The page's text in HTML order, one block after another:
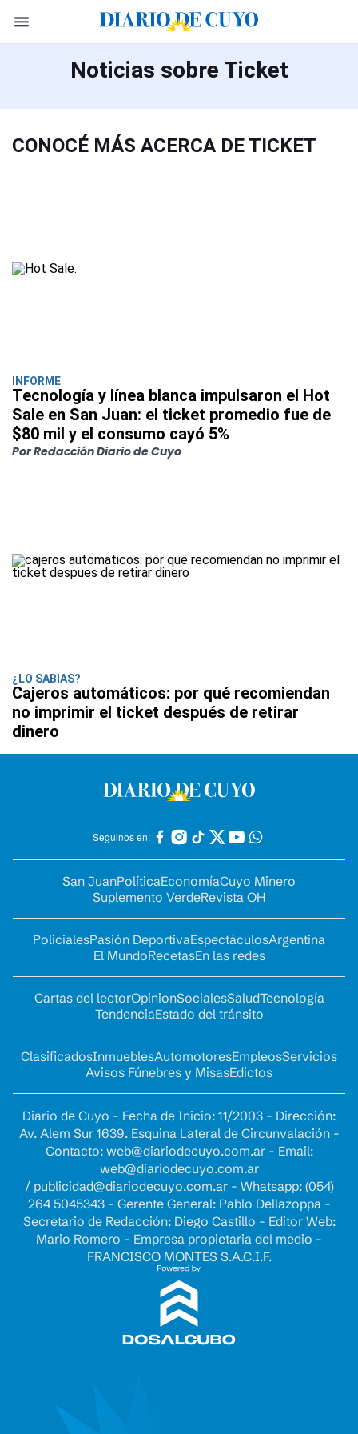
Noticias sobre Ticket
CONOCÉ MÁS ACERCA DE TICKET
INFORME
Tecnología y línea blanca impulsaron el Hot
Sale en San Juan: el ticket promedio fue de
$80 mil y el consumo cayó 5%
Por Redacción Diario de Cuyo
¿LO SABIAS?
Cajeros automáticos: por qué recomiendan
no imprimir el ticket después de retirar
dinero
Seguinos en:
San JuanPolíticaEconomíaCuyo Minero
Suplemento VerdeRevista OH
PolicialesPasión DeportivaEspectáculosArgentina
El MundoRecetasEn las redes
Cartas del lectorOpinionSocialesSaludTecnología
TendenciaEstado del tránsito
ClasificadosInmueblesAutomotoresEmpleosServicios
Avisos Fúnebres y MisasEdictos
Diario de Cuyo - Fecha de Inicio: 11/2003 - Dirección:
Av. Alem Sur 1639. Esquina Lateral de Circunvalación -
Contacto: web@diariodecuyo.com.ar- Email:
web@diariodecuyo.com.ar
/ publicidad@diariodecuyo.com.ar- Whatsapp: (054)
264 5045343 - Gerente General: Pablo Dellazoppa -
Secretario de Redacción: Diego Castillo - Editor Web:
Mario Romero - Empresa propietaria del medio -
FRANCISCO MONTES S.A.C.I.F.